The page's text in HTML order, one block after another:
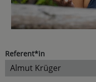
Referent*in
Almut Krüger